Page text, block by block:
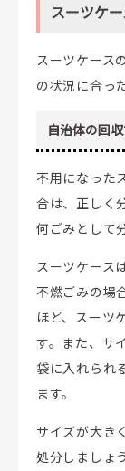
スーツケ
スーツケース
の状況に合っ
自治体の回
不用になった
合は、正しく
何ごみとして
スーツケース
不燃ごみの場
ほど、スーツ
す。また、サ
袋に入れられ
ます。
サイズが大き
処分しましょ